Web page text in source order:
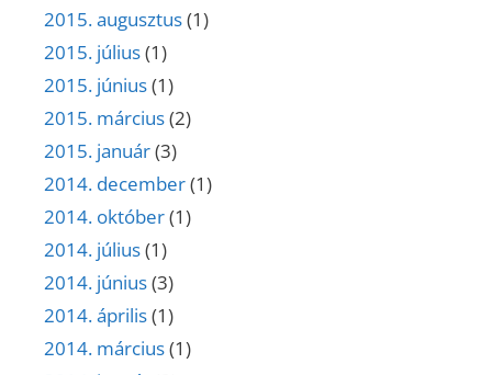
2015. augusztus(1)
2015. július(1)
2015. június(1)
2015. március(2)
2015. január(3)
2014. december(1)
2014. október(1)
2014. július(1)
2014. június(3)
2014. április(1)
2014. március(1)